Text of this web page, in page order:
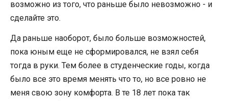
возможно из того, что раньше было невозможно - и
сделайте это.
Да раньше наоборот, было больше возможностей,
пока юным еще не сформировался, не взял себя
тогда в руки. Тем более в студенческие годы, когда
было все это время менять что то, но все ровно не
меня свою зону комфорта. В те 18 лет пока так